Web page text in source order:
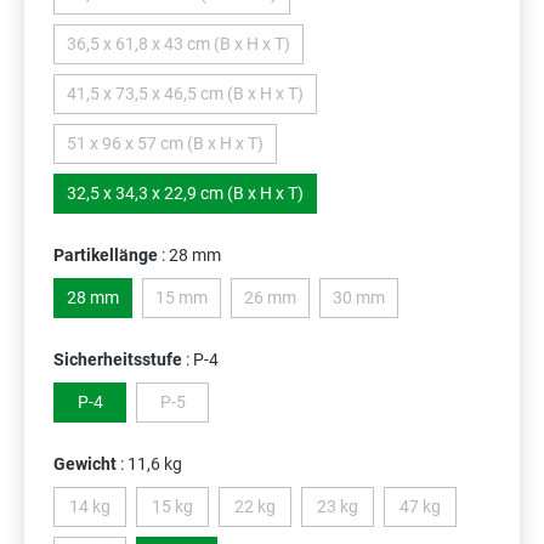
(Diese Option ist zurzeit nicht verfügbar.)
36,5 x 61,8 x 43 cm (B x H x T)(Diese Option ist zurzeit nicht verfügbar.)
41,5 x 73,5 x 46,5 cm (B x H x T)(Diese Option ist zurzeit nicht verfügbar.)
51 x 96 x 57 cm (B x H x T)(Diese Option ist zurzeit nicht verfügbar.)
32,5 x 34,3 x 22,9 cm (B x H x T)
Partikellänge : 28 mm
28 mm 15 mm(Diese Option ist zurzeit nicht verfügbar.)
26 mm(Diese Option ist zurzeit nicht verfügbar.)
30 mm(Diese Option ist zurzeit
Sicherheitsstufe : P-4
P-4 P-5(Diese Option ist zurzeit nicht verfügbar.)
Gewicht : 11,6 kg
14 kg(Diese Option ist zurzeit nicht verfügbar.)
15 kg(Diese Option ist zurzeit nicht verfügbar.)
22 kg(Diese Option ist zurzeit nicht verfügbar.)
23 kg(Diese Option ist zurzeit nicht
47 kg(Diese Option ist